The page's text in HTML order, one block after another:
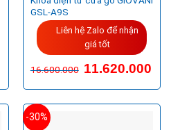
tại
GSL-A9S
Liên hệ Zalo để nhận
giá tốt
16.600.000 Giá
gốc
16.600.000VND.
11.620.000Giá
hiện
tại
là:
-30%